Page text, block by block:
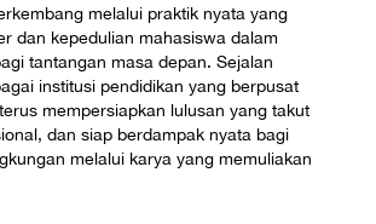
melalui praktik nyata yang
dan kepedulian mahasiswa dalam
tantangan masa depan. Sejalan
institusi pendidikan yang berpusat
mempersiapkan lulusan yang takut
dan siap berdampak nyata bagi
melalui karya yang memuliakan